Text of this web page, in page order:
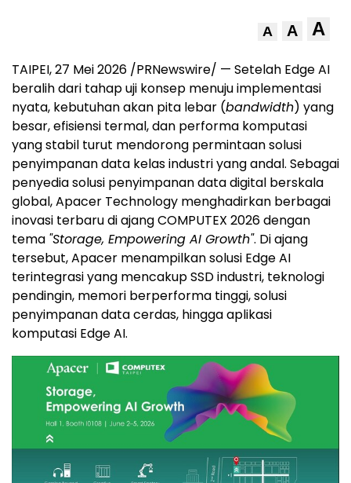
A A A
TAIPEI, 27 Mei 2026 /PRNewswire/ — Setelah Edge AI
beralih dari tahap uji konsep menuju implementasi
nyata, kebutuhan akan pita lebar (bandwidth) yang
besar, efisiensi termal, dan performa komputasi
yang stabil turut mendorong permintaan solusi
penyimpanan data kelas industri yang andal. Sebagai
penyedia solusi penyimpanan data digital berskala
global, Apacer Technology menghadirkan berbagai
inovasi terbaru di ajang COMPUTEX 2026 dengan
tema "Storage, Empowering AI Growth". Di ajang
tersebut, Apacer menampilkan solusi Edge AI
terintegrasi yang mencakup SSD industri, teknologi
pendingin, memori berperforma tinggi, solusi
penyimpanan data cerdas, hingga aplikasi
komputasi Edge AI.